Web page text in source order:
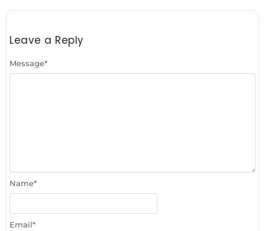
Leave a Reply
Message*
Name*
Email*